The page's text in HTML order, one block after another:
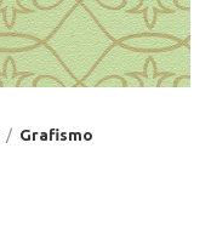
Grafismo